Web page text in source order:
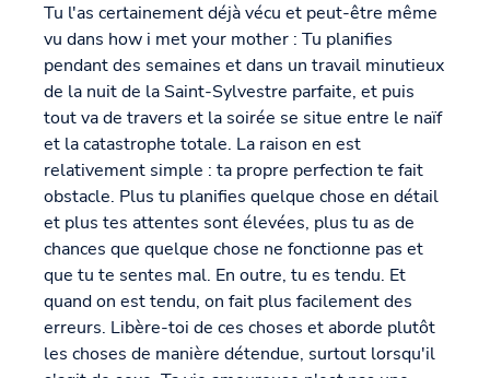
Tu l'as certainement déjà vécu et peut-être même
vu dans how i met your mother : Tu planifies
pendant des semaines et dans un travail minutieux
de la nuit de la Saint-Sylvestre parfaite, et puis
tout va de travers et la soirée se situe entre le naïf
et la catastrophe totale. La raison en est
relativement simple : ta propre perfection te fait
obstacle. Plus tu planifies quelque chose en détail
et plus tes attentes sont élevées, plus tu as de
chances que quelque chose ne fonctionne pas et
que tu te sentes mal. En outre, tu es tendu. Et
quand on est tendu, on fait plus facilement des
erreurs. Libère-toi de ces choses et aborde plutôt
les choses de manière détendue, surtout lorsqu'il